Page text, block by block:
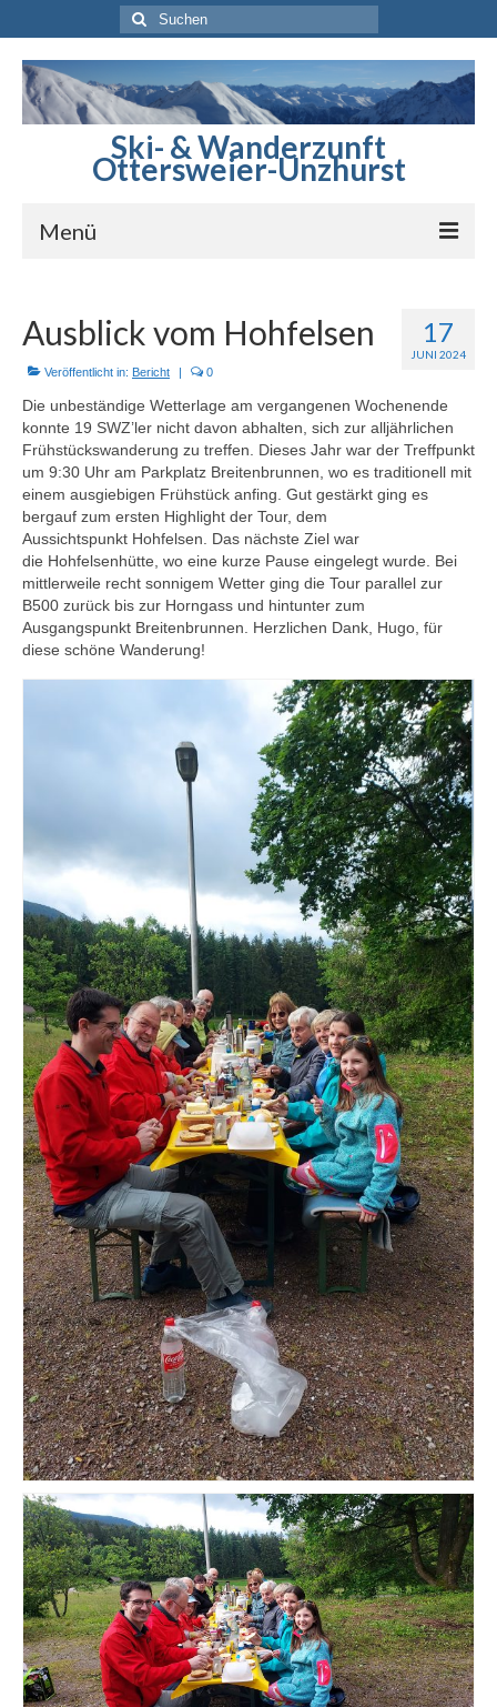
Suchen
nach:
Ski- & Wanderzunft
Ottersweier-Unzhurst
Menü
Berichte
Sommerprogramm
Winterprogramm
Skihütte
SWZ Freizeitsport
Der Verein
17
JUNI 2024
Ausblick vom Hohfelsen
Veröffentlicht in: Bericht 0
Die unbeständige Wetterlage am vergangenen Wochenende
konnte 19 SWZ’ler nicht davon abhalten, sich zur alljährlichen
Frühstückswanderung zu treffen. Dieses Jahr war der Treffpunkt
um 9:30 Uhr am Parkplatz Breitenbrunnen, wo es traditionell mit
einem ausgiebigen Frühstück anfing. Gut gestärkt ging es
bergauf zum ersten Highlight der Tour, dem
Aussichtspunkt Hohfelsen. Das nächste Ziel war
die Hohfelsenhütte, wo eine kurze Pause eingelegt wurde. Bei
mittlerweile recht sonnigem Wetter ging die Tour parallel zur
B500 zurück bis zur Horngass und hintunter zum
Ausgangspunkt Breitenbrunnen. Herzlichen Dank, Hugo, für
diese schöne Wanderung!